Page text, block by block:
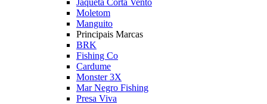
Jaqueta Corta Vento
Moletom
Manguito
Principais Marcas
BRK
Fishing Co
Cardume
Monster 3X
Mar Negro Fishing
Presa Viva